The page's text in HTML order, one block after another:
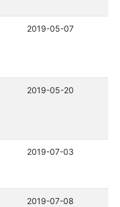
2019-05-07
2019-05-20
2019-07-03
2019-07-08